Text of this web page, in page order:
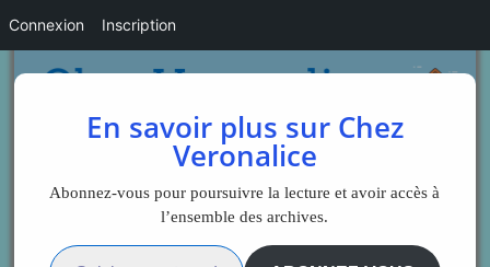
En savoir plus sur Chez
Veronalice
Abonnez-vous pour poursuivre la lecture et avoir accès à
l’ensemble des archives.
Saisissez votre adresse e-mail…
Connexion Inscription